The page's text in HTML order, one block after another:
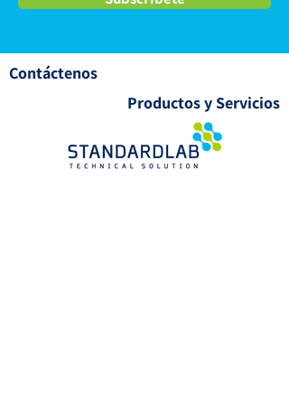
Contáctenos
Productos y Servicios